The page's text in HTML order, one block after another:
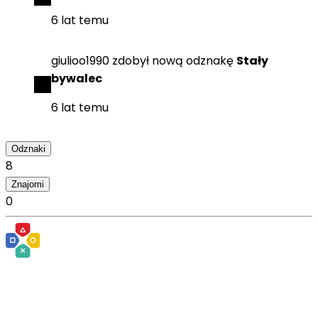
6 lat temu
giulioo1990 zdobył nową odznakę Stały
bywalec
6 lat temu
Odznaki
8
Znajomi
0